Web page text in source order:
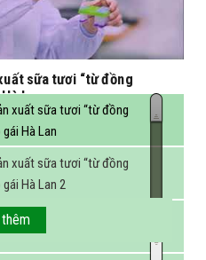
sữa tươi “từ đồng
Lan
xuất sữa tươi “từ đồng
Hà Lan
xuất sữa tươi “từ đồng
Hà Lan 2
tới mục tiêu 3,4 tỷ lít